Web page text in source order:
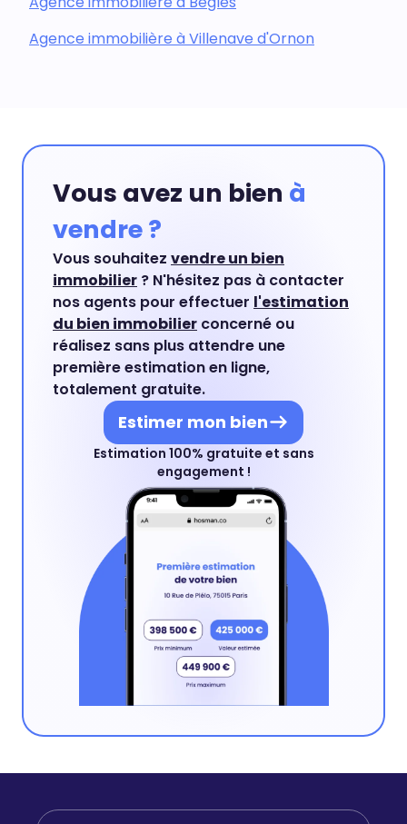
Agence immobilière à Villenave d'Ornon
Vous avez un bien à
vendre ?
Vous souhaitez vendre un bien
immobilier ? N'hésitez pas à contacter
nos agents pour effectuer l'estimation
du bien immobilier concerné ou
réalisez sans plus attendre une
première estimation en ligne,
totalement gratuite.
Estimer mon bien
Estimation 100% gratuite et sans
engagement !